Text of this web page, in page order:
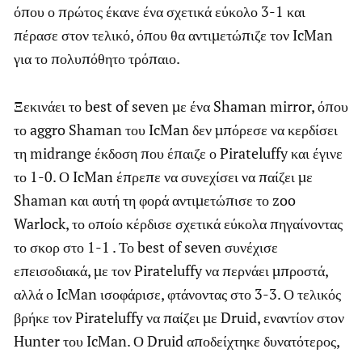
όπου ο πρώτος έκανε ένα σχετικά εύκολο 3-1 και
πέρασε στον τελικό, όπου θα αντιμετώπιζε τον IcMan
για το πολυπόθητο τρόπαιο.
Ξεκινάει το best of seven με ένα Shaman mirror, όπου
το aggro Shaman του IcMan δεν μπόρεσε να κερδίσει
τη midrange έκδοση που έπαιζε ο Pirateluffy και έγινε
το 1-0. Ο IcMan έπρεπε να συνεχίσει να παίζει με
Shaman και αυτή τη φορά αντιμετώπισε το zoo
Warlock, το οποίο κέρδισε σχετικά εύκολα πηγαίνοντας
το σκορ στο 1-1 . Το best of seven συνέχισε
επεισοδιακά, με τον Pirateluffy να περνάει μπροστά,
αλλά ο IcMan ισοφάρισε, φτάνοντας στο 3-3. Ο τελικός
βρήκε τον Pirateluffy να παίζει με Druid, εναντίον στον
Hunter του IcMan. Ο Druid αποδείχτηκε δυνατότερος,